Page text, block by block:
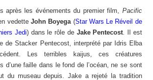
après les événements du premier film, Pacific
vedette John Boyega (Star Wars Le Réveil de
Jedi) dans le rôle de Jake Pentecost . Il est
de Stacker Pentecost, interprété par Idris Elba
Les terribles kaijus, ces créatures
d’une faille dans le fond de l’océan, ne se sont
du museau depuis. Jake a rejeté la tradition